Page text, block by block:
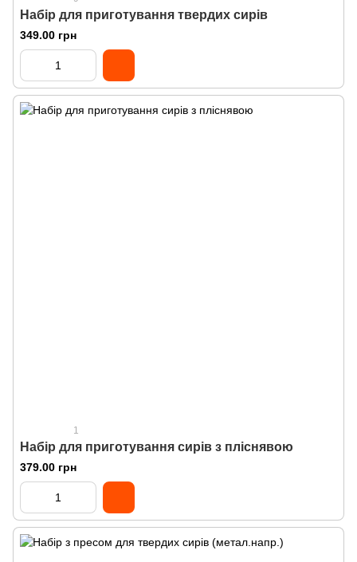
Набір для приготування твердих сирів
349.00 грн
1
Набір для приготування сирів з пліснявою
379.00 грн